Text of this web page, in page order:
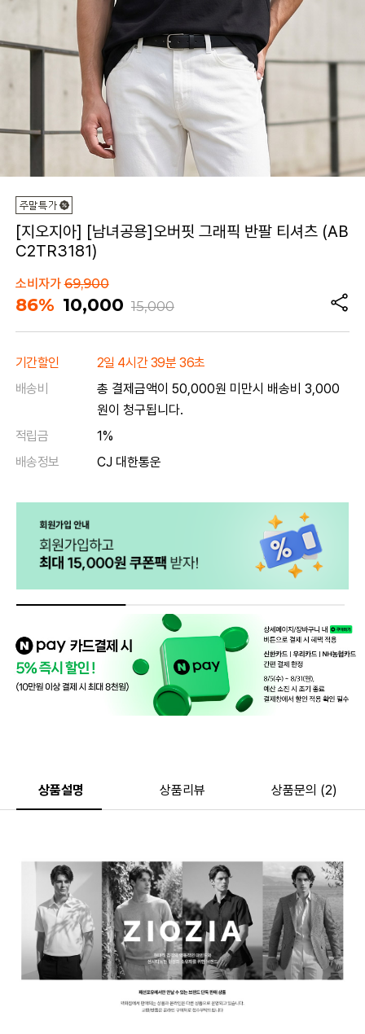
[지오지아] [남녀공용]오버핏 그래픽 반팔 티셔츠 (AB
C2TR3181)
소비자가69,900
86% 10,000 15,000
기간할인
2일 4시간 39분 36초
배송비
총 결제금액이 50,000원 미만시 배송비 3,000
원이 청구됩니다.
적립금
1%
배송정보
CJ 대한통운
상품설명 상품리뷰 상품문의 (2)